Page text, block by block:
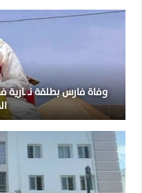
وفاة فارس بطلقة نـ